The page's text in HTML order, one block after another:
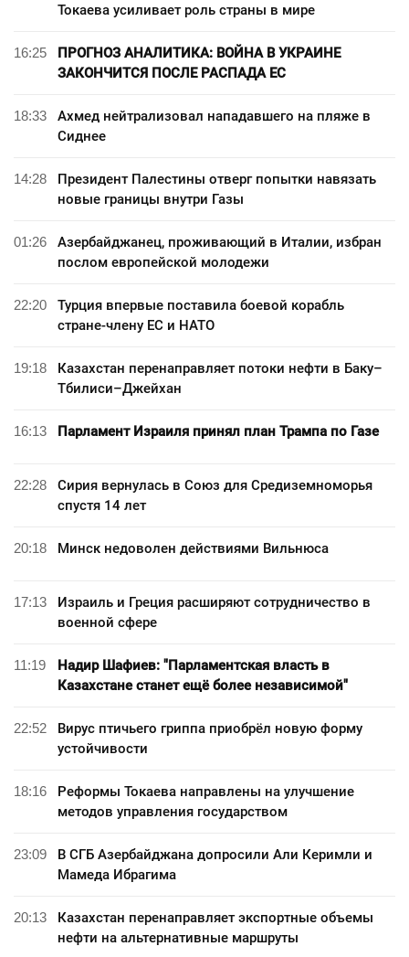
Токаева усиливает роль страны в мире
16:25
ПРОГНОЗ АНАЛИТИКА: ВОЙНА В УКРАИНЕ
ЗАКОНЧИТСЯ ПОСЛЕ РАСПАДА ЕС
18:33
Ахмед нейтрализовал нападавшего на пляже в
Сиднее
14:28
Президент Палестины отверг попытки навязать
новые границы внутри Газы
01:26
Азербайджанец, проживающий в Италии, избран
послом европейской молодежи
22:20
Турция впервые поставила боевой корабль
стране-члену ЕС и НАТО
19:18
Казахстан перенаправляет потоки нефти в Баку–
Тбилиси–Джейхан
16:13 Парламент Израиля принял план Трампа по Газе
22:28
Сирия вернулась в Союз для Средиземноморья
спустя 14 лет
20:18 Минск недоволен действиями Вильнюса
17:13
Израиль и Греция расширяют сотрудничество в
военной сфере
11:19
Надир Шафиев: "Парламентская власть в
Казахстане станет ещё более независимой"
22:52
Вирус птичьего гриппа приобрёл новую форму
устойчивости
18:16
Реформы Токаева направлены на улучшение
методов управления государством
23:09
В СГБ Азербайджана допросили Али Керимли и
Мамеда Ибрагима
20:13
Казахстан перенаправляет экспортные объемы
нефти на альтернативные маршруты